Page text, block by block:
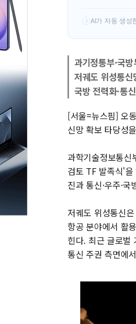
! AI가 자동 생성
과기정통부·국
저궤도 위성통
국방 전력화·통
[서울=뉴스핌] 오
신망 확보 타당성
과학기술정보통
검토 TF 발족식'
진과 통신·우주·
저궤도 위성통신
항공 분야에서 활
힌다. 최근 글로벌
통신 주권 측면에